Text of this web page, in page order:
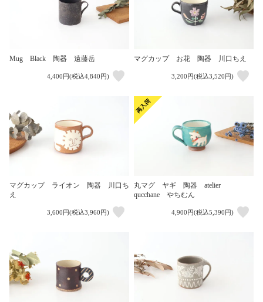
Mug Black 陶器 遠藤岳
4,400円(税込4,840円)
マグカップ お花 陶器 川口ちえ
3,200円(税込3,520円)
マグカップ ライオン 陶器 川口ち
え
3,600円(税込3,960円)
丸マグ ヤギ 陶器 atelier
qucchane やちむん
4,900円(税込5,390円)